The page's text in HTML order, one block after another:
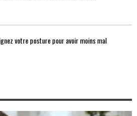
votre posture pour avoir moins mal